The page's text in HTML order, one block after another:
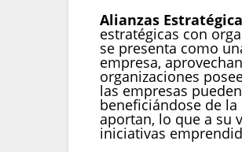
Alianzas
estratégicas con
se presenta como
empresa,
organizaciones
las empresas
beneficiándose de
aportan, lo que a su
iniciativas